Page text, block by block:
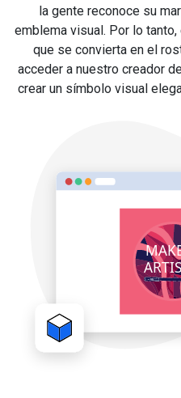
la gente reconoce su
emblema visual. Por lo
que se convierta en el
acceder a nuestro creador
crear un símbolo visual